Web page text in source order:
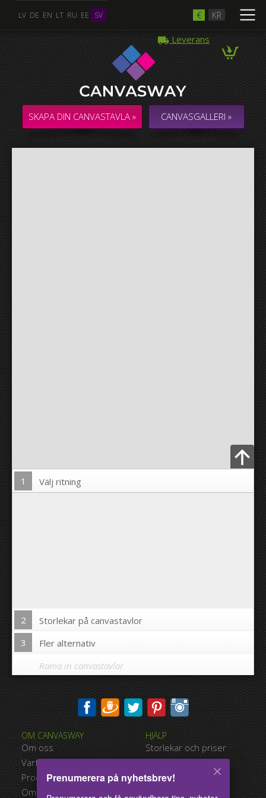
LV DE EN LT RU EE SV € KR
Leverans
SKAPA DIN CANVASTAVLA » CANVASGALLERI »
Ladda upp foto
1 Välj ritning
2
Storlekar på canvastavlor
3
Fler alternativ
Skriva ut bilden på kanterna av din canvastavla:
Nej
Rama in canvastavlor
Flera Foton
COLLAGE / KOMPOSITION med flera foton
OM CANVASWAY
Om oss
Varför Canvasway.com
Produktkvalitet
Omdömen
HJÄLP
Storlekar och priser
Betalningsalternativ
Typer av leverans
Användarvillkor
Prenumerera på nyhetsbrev!